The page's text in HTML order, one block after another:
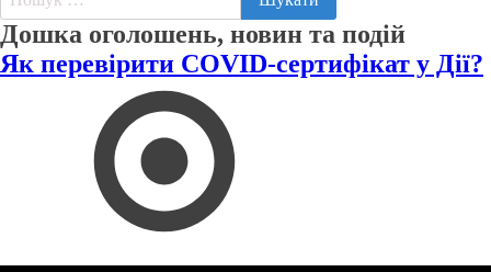
Дошка оголошень, новин та подій
Як перевірити COVID-сертифікат у Дії?